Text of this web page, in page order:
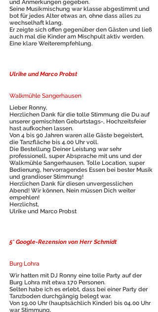
und Anmerkungen gegeben.
Seine Musikmischung war klasse abgestimmt und
bot für jedes Alter etwas an, ohne dass alles zu
wechselhaft klang.
Er zeigte sich offen gegenüber den Gästen und ließ
auch mal die Kinder am Mischpult aktiv werden.
Eine klare Weiterempfehlung.
Ulrike und Marco Probst
Walkmühle Sangerhausen
Lieber Ronny,
Herzlichen Dank für die tolle Stimmung die Du auf
unserer gemischten Geburtstags-, Hochzeitsfeier
hast aufkochen lassen.
Von 4 bis 90 Jahren waren alle Gäste begeistert,
die Tanzfläche bis 4.00 Uhr voll.
Die Bestellung Deiner Leistung war sehr
professionell, super Absprache mit uns und der
Walkmühle Sangerhausen. Tolle Location, super
Bedienung, hervorragendes Essen bei bester Musik
und grandioser Stimmung!
Herzlichen Dank für diesen unvergesslichen
Abend! Wir können, Nein müssen Dich weiter
empehlen!
Herzlichst,
Ulrike und Marco Probst
5* Google-Rezension von Herr Schmidt
Burg Lohra
Wir hatten mit DJ Ronny eine tolle Party auf der
Burg Lohra mit etwa 170 Personen.
Selten habe ich es erlebt, dass bei einer Party der
Tanzboden durchgängig belegt war.
Von 19.00 Uhr (hauptsächlich Kinder) bis 04.00 Uhr
war Stimmung.